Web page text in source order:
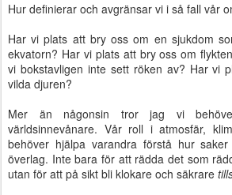
Hur definierar och avgränsar vi i så fall vår
Har vi plats att bry oss om en sjukdom
ekvatorn? Har vi plats att bry oss om
vi bokstavligen inte sett röken av? Har vi
vilda djuren?
Mer än någonsin tror jag vi
världsinnevånare. Vår roll i atmosfär,
behöver hjälpa varandra förstå hur
överlag. Inte bara för att rädda det som
utan för att på sikt bli klokare och säkrare